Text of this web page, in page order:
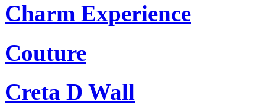
Charm Experience
Couture
Creta D Wall